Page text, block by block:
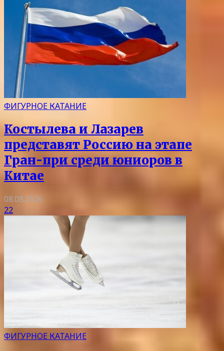
ФИГУРНОЕ КАТАНИЕ
Костылева и Лазарев
представят Россию на этапе
Гран-при среди юниоров в
Китае
08.08.2026
22
ФИГУРНОЕ КАТАНИЕ